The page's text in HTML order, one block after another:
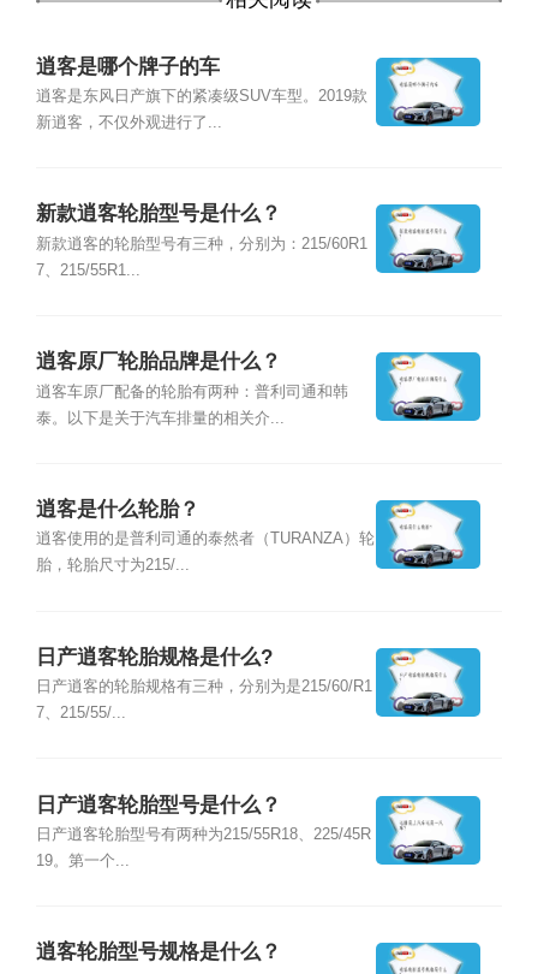
逍客是哪个牌子的车
逍客是东风日产旗下的紧凑级SUV车型。2019款
新逍客，不仅外观进行了...
新款逍客轮胎型号是什么？
新款逍客的轮胎型号有三种，分别为：215/60R1
7、215/55R1...
逍客原厂轮胎品牌是什么？
逍客车原厂配备的轮胎有两种：普利司通和韩
泰。以下是关于汽车排量的相关介...
逍客是什么轮胎？
逍客使用的是普利司通的泰然者（TURANZA）轮
胎，轮胎尺寸为215/...
日产逍客轮胎规格是什么?
日产逍客的轮胎规格有三种，分别为是215/60/R1
7、215/55/...
日产逍客轮胎型号是什么？
日产逍客轮胎型号有两种为215/55R18、225/45R
19。第一个...
逍客轮胎型号规格是什么？